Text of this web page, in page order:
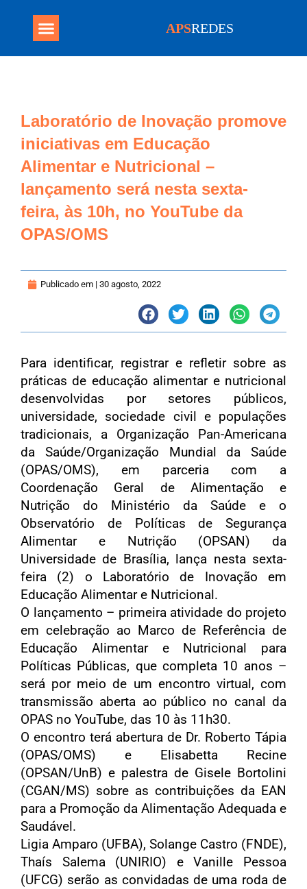
APSREDES
Laboratório de Inovação promove
iniciativas em Educação
Alimentar e Nutricional –
lançamento será nesta sexta-
feira, às 10h, no YouTube da
OPAS/OMS
Publicado em | 30 agosto, 2022
Para identificar, registrar e refletir sobre as
práticas de educação alimentar e nutricional
desenvolvidas por setores públicos,
universidade, sociedade civil e populações
tradicionais, a Organização Pan-Americana
da Saúde/Organização Mundial da Saúde
(OPAS/OMS), em parceria com a
Coordenação Geral de Alimentação e
Nutrição do Ministério da Saúde e o
Observatório de Políticas de Segurança
Alimentar e Nutrição (OPSAN) da
Universidade de Brasília, lança nesta sexta-
feira (2) o Laboratório de Inovação em
Educação Alimentar e Nutricional.
O lançamento – primeira atividade do projeto
em celebração ao Marco de Referência de
Educação Alimentar e Nutricional para
Políticas Públicas, que completa 10 anos –
será por meio de um encontro virtual, com
transmissão aberta ao público no canal da
OPAS no YouTube, das 10 às 11h30.
O encontro terá abertura de Dr. Roberto Tápia
(OPAS/OMS) e Elisabetta Recine
(OPSAN/UnB) e palestra de Gisele Bortolini
(CGAN/MS) sobre as contribuições da EAN
para a Promoção da Alimentação Adequada e
Saudável.
Ligia Amparo (UFBA), Solange Castro (FNDE),
Thaís Salema (UNIRIO) e Vanille Pessoa
(UFCG) serão as convidadas de uma roda de